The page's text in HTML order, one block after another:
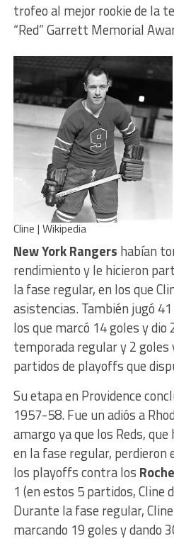
trofeo al mejor rookie de la
“Red” Garrett Memorial
Cline | Wikipedia
New York Rangers habían
rendimiento y le hicieron
la fase regular, en los que
asistencias. También jugó
los que marcó 14 goles y
temporada regular y 2 goles
partidos de playoffs que
Su etapa en Providence
1957-58. Fue un adiós a
amargo ya que los Reds,
en la fase regular, perdieron
los playoffs contra los
1 (en estos 5 partidos, Cline
Durante la fase regular,
marcando 19 goles y dando